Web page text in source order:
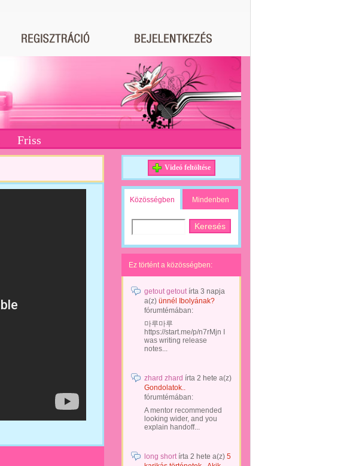
Friss
Videó feltöltése
Közösségben Mindenben
Ez történt a közösségben:
getout getoutírta 3 napja
a(z) ünnél Ibolyának?
fórumtémában:
마루마루
https://start.me/p/n7rMjn I
was writing release
notes...
zhard zhard írta 2 hete a(z)
Gondolatok..
fórumtémában:
A mentor recommended
looking wider, and you
explain handoff...
long shortírta 2 hete a(z) 5